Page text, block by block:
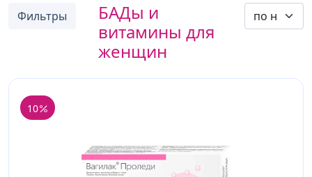
Фильтры
БАДы и
витамины для
женщин
10